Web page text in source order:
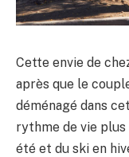
Cette envie de
après que le
déménagé dans
rythme de vie plus
été et du ski en